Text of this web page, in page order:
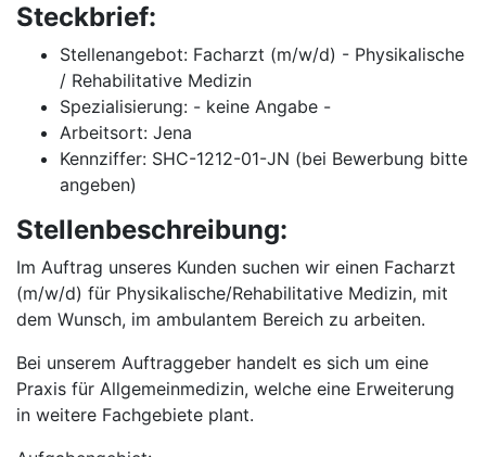
Steckbrief:
Stellenangebot: Facharzt (m/w/d) - Physikalische
/ Rehabilitative Medizin
Spezialisierung: - keine Angabe -
Arbeitsort: Jena
Kennziffer: SHC-1212-01-JN (bei Bewerbung bitte
angeben)
Stellenbeschreibung:
Im Auftrag unseres Kunden suchen wir einen Facharzt
(m/w/d) für Physikalische/Rehabilitative Medizin, mit
dem Wunsch, im ambulantem Bereich zu arbeiten.
Bei unserem Auftraggeber handelt es sich um eine
Praxis für Allgemeinmedizin, welche eine Erweiterung
in weitere Fachgebiete plant.